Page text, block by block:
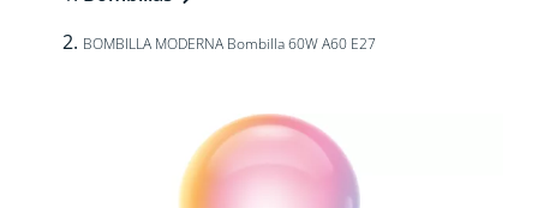
BOMBILLA MODERNA Bombilla 60W A60 E27